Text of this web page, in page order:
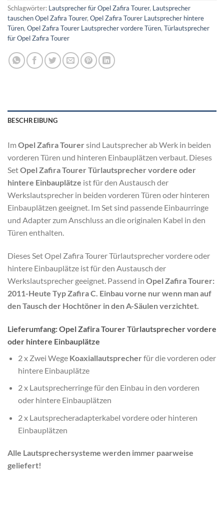
Schlagwörter: Lautsprecher für Opel Zafira Tourer, Lautsprecher
tauschen Opel Zafira Tourer, Opel Zafira Tourer Lautsprecher hintere
Türen, Opel Zafira Tourer Lautsprecher vordere Türen, Türlautsprecher
für Opel Zafira Tourer
BESCHREIBUNG
Im Opel Zafira Tourer sind Lautsprecher ab Werk in beiden
vorderen Türen und hinteren Einbauplätzen verbaut. Dieses
SetOpel Zafira Tourer Türlautsprecher vordere oder
hintere Einbauplätze ist für den Austausch der
Werkslautsprecher in beiden vorderen Türen oder hinteren
Einbauplätzen geeignet. Im Set sind passende Einbaurringe
und Adapter zum Anschluss an die originalen Kabel in den
Türen enthalten.
Dieses Set Opel Zafira Tourer Türlautsprecher vordere oder
hintere Einbauplätze ist für den Austausch der
Werkslautsprecher geeignet. Passend in Opel Zafira Tourer:
2011-Heute Typ Zafira C. Einbau vorne nur wenn man auf
den Tausch der Hochtöner in den A-Säulen verzichtet.
Lieferumfang: Opel Zafira Tourer Türlautsprecher vordere
oder hintere Einbauplätze
2 x Zwei Wege Koaxiallautsprecher für die vorderen oder
hintere Einbauplätze
2 x Lautsprecherringe für den Einbau in den vorderen
oder hintere Einbauplätzen
2 x Lautsprecheradapterkabel vordere oder hinteren
Einbauplätzen
Alle Lautsprechersysteme werden immer paarweise
geliefert!